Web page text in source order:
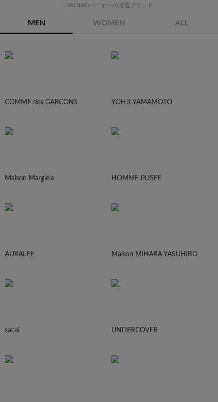
RAGTAGバイヤーの厳選ブランド
MEN WOMEN ALL
COMME des GARCONS YOHJI YAMAMOTO
Maison Margiela HOMME PLISEE
AURALEE Maison MIHARA YASUHIRO
sacai UNDERCOVER